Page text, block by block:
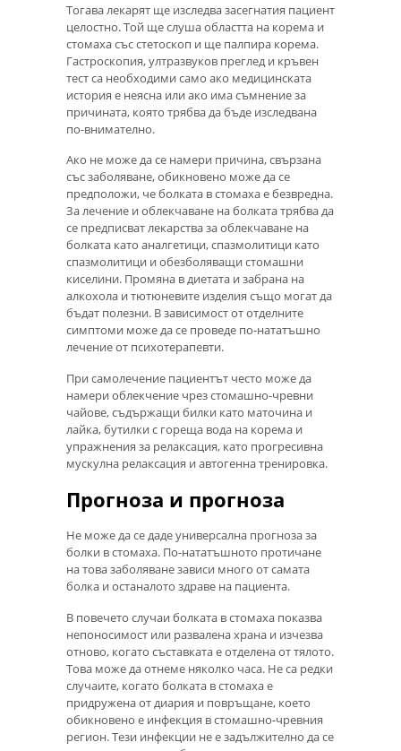
Тогава лекарят ще изследва засегнатия пациент
целостно. Той ще слуша областта на корема и
стомаха със стетоскоп и ще палпира корема.
Гастроскопия, ултразвуков преглед и кръвен
тест са необходими само ако медицинската
история е неясна или ако има съмнение за
причината, която трябва да бъде изследвана
по-внимателно.
Ако не може да се намери причина, свързана
със заболяване, обикновено може да се
предположи, че болката в стомаха е безвредна.
За лечение и облекчаване на болката трябва да
се предписват лекарства за облекчаване на
болката като аналгетици, спазмолитици като
спазмолитици и обезболяващи стомашни
киселини. Промяна в диетата и забрана на
алкохола и тютюневите изделия също могат да
бъдат полезни. В зависимост от отделните
симптоми може да се проведе по-нататъшно
лечение от психотерапевти.
При самолечение пациентът често може да
намери облекчение чрез стомашно-чревни
чайове, съдържащи билки като маточина и
лайка, бутилки с гореща вода на корема и
упражнения за релаксация, като прогресивна
мускулна релаксация и автогенна тренировка.
Прогноза и прогноза
Не може да се даде универсална прогноза за
болки в стомаха. По-нататъшното протичане
на това заболяване зависи много от самата
болка и останалото здраве на пациента.
В повечето случаи болката в стомаха показва
непоносимост или развалена храна и изчезва
отново, когато съставката е отделена от тялото.
Това може да отнеме няколко часа. Не са редки
случаите, когато болката в стомаха е
придружена от диария и повръщане, което
обикновено е инфекция в стомашно-чревния
регион. Тези инфекции не е задължително да се